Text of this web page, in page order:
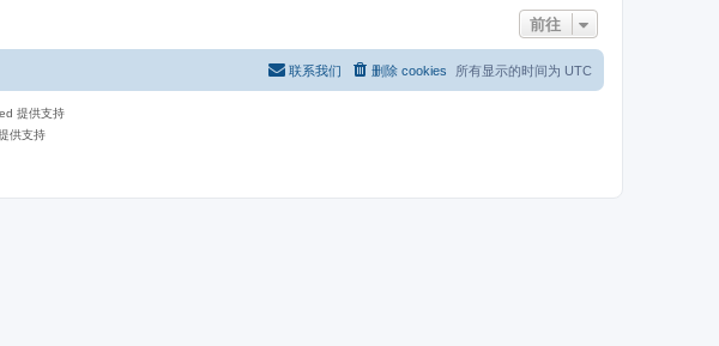
前往
所有显示的时间为 UTC
删除 cookies
联系我们
提供支持
供支持